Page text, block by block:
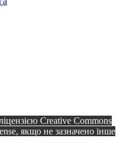
Creative Commons
якщо не зазначено інше